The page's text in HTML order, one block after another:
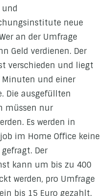
neue
an der Umfrage
Geld verdienen. Der
verschieden und liegt
und einer
Die ausgefüllten
müssen nur
Es werden in
im Home Office keine
Der
kann um bis zu 400
werden, pro Umfrage
bis 15 Euro gezahlt.